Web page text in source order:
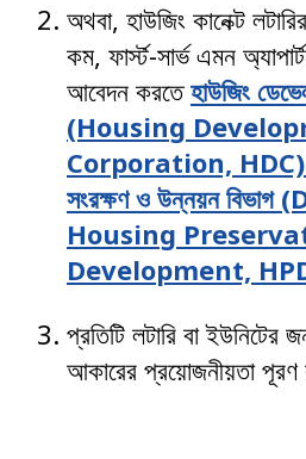
অথবা, হাউজিং কানেক্ট
কম, ফার্স্ট-সার্ভ এমন
আবেদন করতেহাউজিং
(Housing
Corporation, HDC)
সংরক্ষণ ও উন্নয়ন
Housing
Development, HPD)
প্রতিটি লটারি বা
আকারের প্রয়োজনীয়তা